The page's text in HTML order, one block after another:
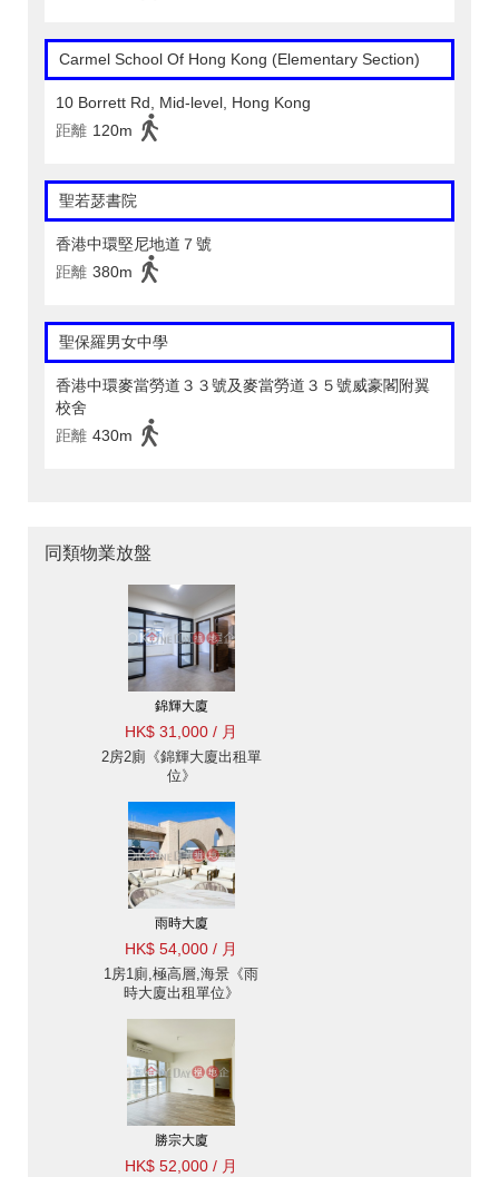
Carmel School Of Hong Kong (Elementary Section)
10 Borrett Rd, Mid-level, Hong Kong
距離 120m
聖若瑟書院
香港中環堅尼地道７號
距離 380m
聖保羅男女中學
香港中環麥當勞道３３號及麥當勞道３５號威豪閣附翼
校舍
距離 430m
同類物業放盤
錦輝大廈
HK$ 31,000 / 月
2房2廁《錦輝大廈出租單
位》
雨時大廈
HK$ 54,000 / 月
1房1廁,極高層,海景《雨
時大廈出租單位》
勝宗大廈
HK$ 52,000 / 月